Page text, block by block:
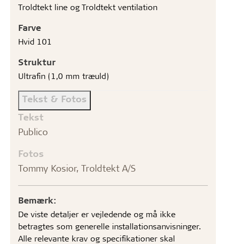
Troldtekt line og Troldtekt ventilation
Farve
Hvid 101
Struktur
Ultrafin (1,0 mm træuld)
Tekst & Fotos
Tekst
Publico
Fotos
Tommy Kosior, Troldtekt A/S
Bemærk:
De viste detaljer er vejledende og må ikke
betragtes som generelle installationsanvisninger.
Alle relevante krav og specifikationer skal